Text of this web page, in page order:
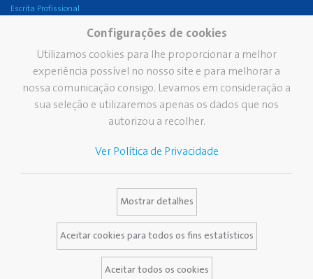
Escrita Profissional
Corrigir e Apagar
Escritório
Escritura fina
Pelikan TintenTurm
Marcas Serviços
Base de dados
Contacto
Configurações de cookies
Utilizamos cookies para lhe proporcionar a melhor
experiência possível no nosso site e para melhorar a
nossa comunicação consigo. Levamos em consideração a
sua seleção e utilizaremos apenas os dados que nos
autorizou a recolher.
Ver Política de Privacidade
Mostrar detalhes
Aceitar cookies para todos os fins estatísticos
Aceitar todos os cookies